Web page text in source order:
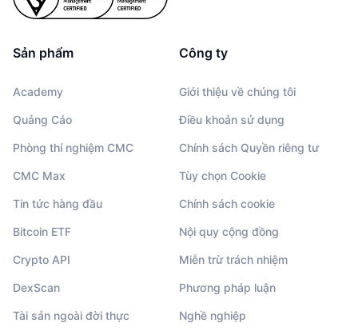
Sản phẩm
Academy
Quảng Cáo
Phòng thí nghiệm CMC
CMC Max
Tin tức hàng đầu
Bitcoin ETF
Crypto API
DexScan
Tài sản ngoài đời thực
Công ty
Giới thiệu về chúng tôi
Điều khoản sử dụng
Chính sách Quyền riêng tư
Tùy chọn Cookie
Chính sách cookie
Nội quy cộng đồng
Miễn trừ trách nhiệm
Phương pháp luận
Nghề nghiệp